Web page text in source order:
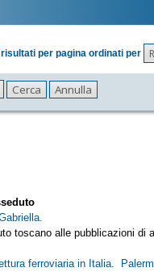
risultati per pagina ordinati per